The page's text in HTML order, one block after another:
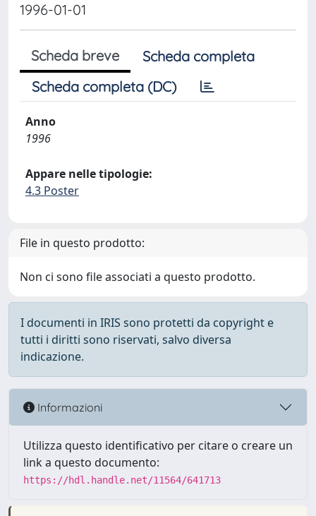
1996-01-01
Scheda breve
Scheda completa
Scheda completa (DC)
Anno
1996
Appare nelle tipologie:
4.3 Poster
File in questo prodotto:
Non ci sono file associati a questo prodotto.
I documenti in IRIS sono protetti da copyright e
tutti i diritti sono riservati, salvo diversa
indicazione.
Informazioni
Utilizza questo identificativo per citare o creare un
link a questo documento:
https://hdl.handle.net/11564/641713